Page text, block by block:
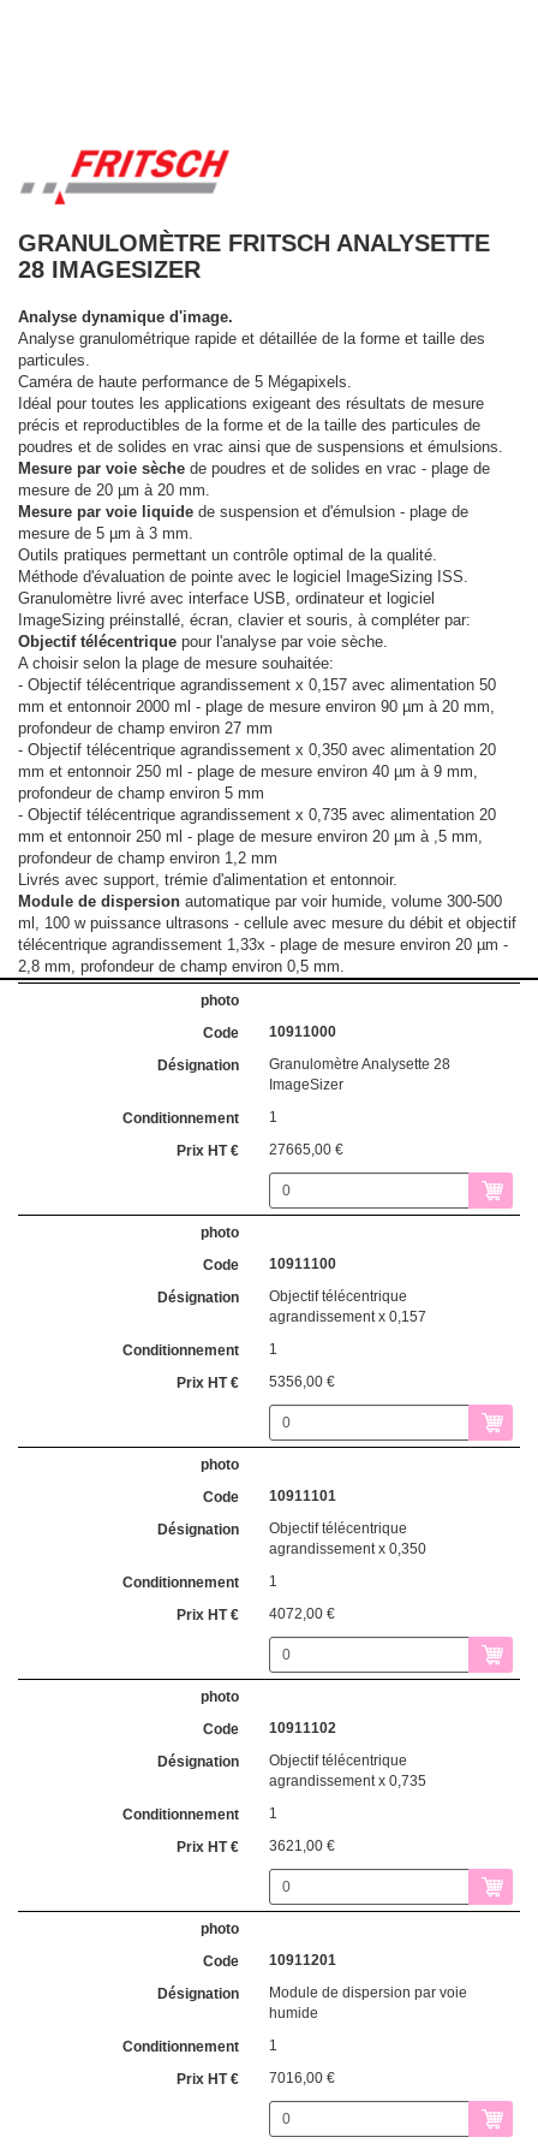
GRANULOMÈTRE FRITSCH ANALYSETTE
28 IMAGESIZER
Analyse dynamique d'image.
Analyse granulométrique rapide et détaillée de la forme et taille des
particules.
Caméra de haute performance de 5 Mégapixels.
Idéal pour toutes les applications exigeant des résultats de mesure
précis et reproductibles de la forme et de la taille des particules de
poudres et de solides en vrac ainsi que de suspensions et émulsions.
Mesure par voie sèche de poudres et de solides en vrac - plage de
mesure de 20 µm à 20 mm.
Mesure par voie liquide de suspension et d'émulsion - plage de
mesure de 5 µm à 3 mm.
Outils pratiques permettant un contrôle optimal de la qualité.
Méthode d'évaluation de pointe avec le logiciel ImageSizing ISS.
Granulomètre livré avec interface USB, ordinateur et logiciel
ImageSizing préinstallé, écran, clavier et souris, à compléter par:
Objectif télécentrique pour l'analyse par voie sèche.
A choisir selon la plage de mesure souhaitée:
- Objectif télécentrique agrandissement x 0,157 avec alimentation 50
mm et entonnoir 2000 ml - plage de mesure environ 90 µm à 20 mm,
profondeur de champ environ 27 mm
- Objectif télécentrique agrandissement x 0,350 avec alimentation 20
mm et entonnoir 250 ml - plage de mesure environ 40 µm à 9 mm,
profondeur de champ environ 5 mm
- Objectif télécentrique agrandissement x 0,735 avec alimentation 20
mm et entonnoir 250 ml - plage de mesure environ 20 µm à ,5 mm,
profondeur de champ environ 1,2 mm
Livrés avec support, trémie d'alimentation et entonnoir.
Module de dispersion automatique par voir humide, volume 300-500
ml, 100 w puissance ultrasons - cellule avec mesure du débit et objectif
télécentrique agrandissement 1,33x - plage de mesure environ 20 µm -
2,8 mm, profondeur de champ environ 0,5 mm.
10911000
Granulomètre Analysette 28
ImageSizer
1
27665,00 €
10911100
Objectif télécentrique
agrandissement x 0,157
1
5356,00 €
10911101
Objectif télécentrique
agrandissement x 0,350
1
4072,00 €
10911102
Objectif télécentrique
agrandissement x 0,735
1
3621,00 €
10911201
Module de dispersion par voie
humide
1
7016,00 €